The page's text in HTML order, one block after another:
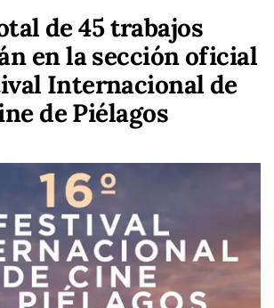
de 45 trabajos
en la sección oficial
Internacional de
de Piélagos